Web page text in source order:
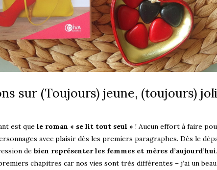
sur (Toujours) jeune, (toujours)
est que le roman « se lit tout seul » ! Aucun effort à faire
avec plaisir dès les premiers paragraphes. Dès le
de bien représenter les femmes et mères d’aujourd’hui
chapitres car nos vies sont très différentes – j’ai un